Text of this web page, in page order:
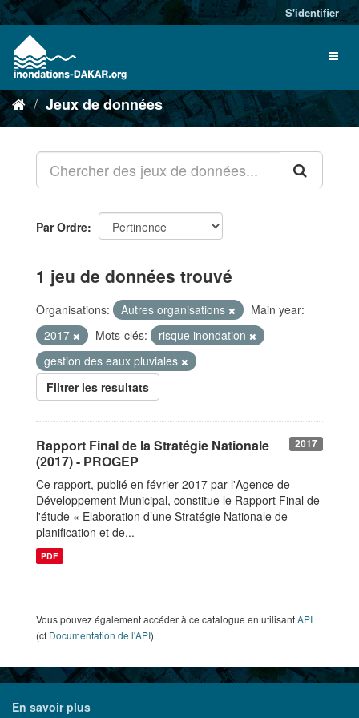
S'identifier
Jeux de données
Par Ordre
1 jeu de données trouvé
Organisations: Autres organisations
Main year:
2017
Mots-clés:
risque inondation
gestion des eaux pluviales
Filtrer les resultats
2017
Rapport Final de la Stratégie Nationale
(2017) - PROGEP
Ce rapport, publié en février 2017 par l'Agence de
Développement Municipal, constitue le Rapport Final de
l'étude « Elaboration d’une Stratégie Nationale de
planification et de...
PDF
Vous pouvez également accéder à ce catalogue en utilisantAPI
(cf Documentation de l'API).
En savoir plus